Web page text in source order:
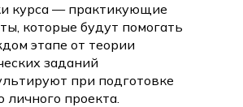
курса — практикующие
которые будут помогать
этапе от теории
заданий
при подготовке
личного проекта.